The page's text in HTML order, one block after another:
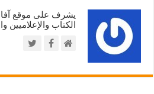
يشرف على موقع
الكتاب والإعلاميين